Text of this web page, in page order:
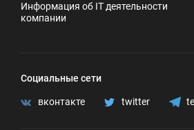
Информация об IT деятельности
компании
Социальные сети
вконтакте twitter